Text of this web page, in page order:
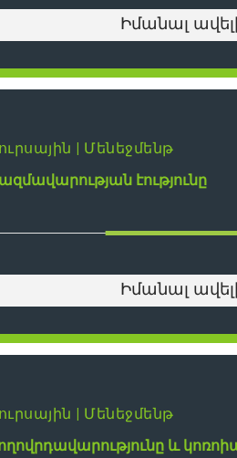
Իմանալ
| Մենեջմենթ
էությունը
Իմանալ
| Մենեջմենթ
և